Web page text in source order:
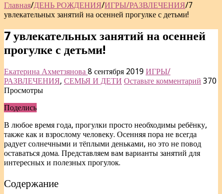
Главная/ДЕНЬ РОЖДЕНИЯ/ИГРЫ/РАЗВЛЕЧЕНИЯ/7
увлекательных занятий на осенней прогулке с детьми!
7 увлекательных занятий на осенней
прогулке с детьми!
Екатерина Ахметзянова 8 сентября 2019 ИГРЫ/
РАЗВЛЕЧЕНИЯ, СЕМЬЯ И ДЕТИ Оставьте комментарий 370
Просмотры
Поделись
В любое время года, прогулки просто необходимы ребёнку,
также как и взрослому человеку. Осенняя пора не всегда
радует солнечными и тёплыми деньками, но это не повод
оставаться дома. Представляем вам варианты занятий для
интересных и полезных прогулок.
Содержание